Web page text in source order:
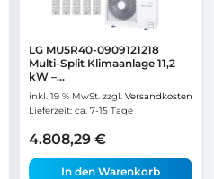
LG MU5R40-0909121218
Multi-Split Klimaanlage 11,2
kW –...
inkl. 19 % MwSt. zzgl. Versandkosten
Lieferzeit: ca. 7-15 Tage
4.808,29 €
In den Warenkorb